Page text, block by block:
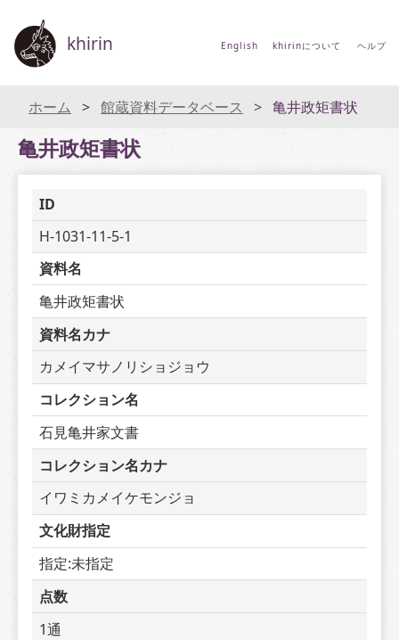
khirin English khirinについて ヘルプ
ホーム 館蔵資料データベース 亀井政矩書状
亀井政矩書状
ID
H-1031-11-5-1
資料名
亀井政矩書状
資料名カナ
カメイマサノリショジョウ
コレクション名
石見亀井家文書
コレクション名カナ
イワミカメイケモンジョ
文化財指定
指定:未指定
点数
1通